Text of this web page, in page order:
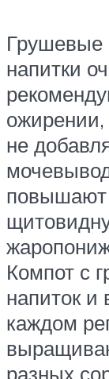
Грушевые
напитки
ожирении,
не
повышают
Компот с
напиток и
каждом
разных